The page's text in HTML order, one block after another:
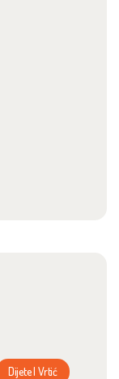
Dijete I Vrtić